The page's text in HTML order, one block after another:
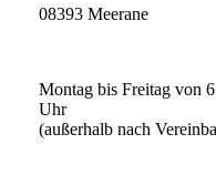
08393 Meerane
Montag bis Freitag von
Uhr
(außerhalb nach